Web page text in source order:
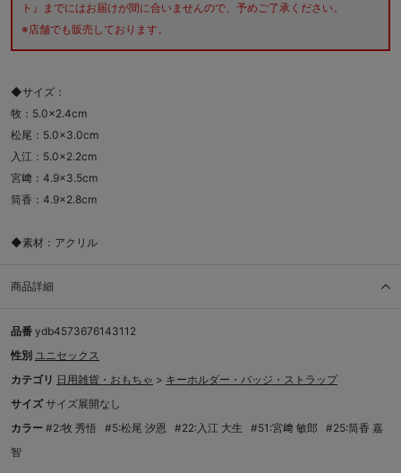
ト』までにはお届けが間に合いませんので、予めご了承ください。
※店舗でも販売しております。
◆サイズ：
牧：5.0×2.4cm
松尾：5.0×3.0cm
入江：5.0×2.2cm
宮﨑：4.9×3.5cm
筒香：4.9×2.8cm
◆素材：アクリル
商品詳細
品番 ydb4573676143112
性別 ユニセックス
カテゴリ 日用雑貨・おもちゃ > キーホルダー・バッジ・ストラップ
サイズ サイズ展開なし
カラー #2:牧 秀悟 #5:松尾 汐恩 #22:入江 大生 #51:宮﨑 敏郎
#25:筒香 嘉
智